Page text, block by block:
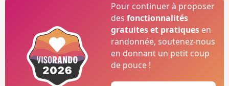
Pour continuer à proposer
desfonctionnalités
gratuites et pratiques en
randonnée, soutenez-nous
en donnant un petit coup
de pouce !